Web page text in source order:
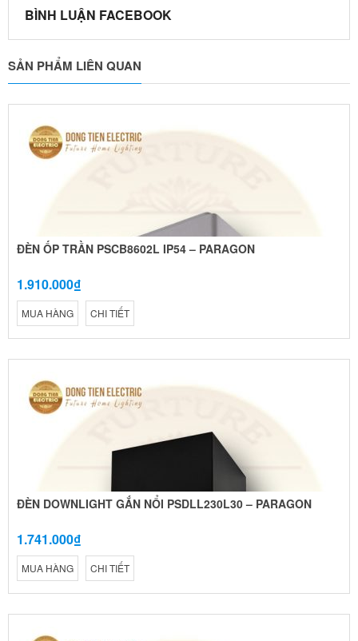
BÌNH LUẬN FACEBOOK
SẢN PHẨM LIÊN QUAN
ĐÈN ỐP TRẦN PSCB8602L IP54 – PARAGON
1.910.000₫
MUA HÀNG CHI TIẾT
ĐÈN DOWNLIGHT GẮN NỔI PSDLL230L30 – PARAGON
1.741.000₫
MUA HÀNG CHI TIẾT